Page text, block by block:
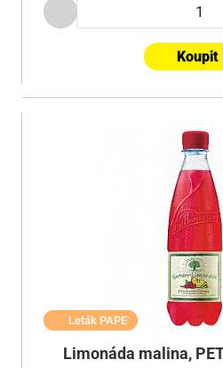
Koupit
Leták PAPE
Limonáda malina,